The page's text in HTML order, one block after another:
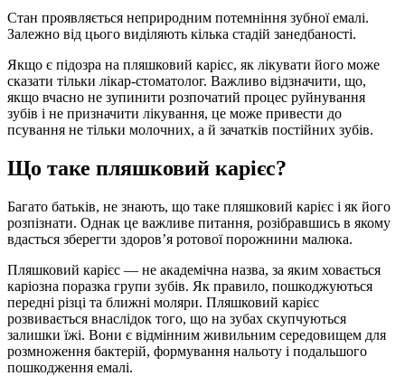
Стан проявляється неприродним потемніння зубної емалі.
Залежно від цього виділяють кілька стадій занедбаності.
Якщо є підозра на пляшковий карієс, як лікувати його може
сказати тільки лікар-стоматолог. Важливо відзначити, що,
якщо вчасно не зупинити розпочатий процес руйнування
зубів і не призначити лікування, це може привести до
псування не тільки молочних, а й зачатків постійних зубів.
Що таке пляшковий карієс?
Багато батьків, не знають, що таке пляшковий карієс і як його
розпізнати. Однак це важливе питання, розібравшись в якому
вдасться зберегти здоров’я ротової порожнини малюка.
Пляшковий карієс — не академічна назва, за яким ховається
каріозна поразка групи зубів. Як правило, пошкоджуються
передні різці та ближні моляри. Пляшковий карієс
розвивається внаслідок того, що на зубах скупчуються
залишки їжі. Вони є відмінним живильним середовищем для
розмноження бактерій, формування нальоту і подальшого
пошкодження емалі.